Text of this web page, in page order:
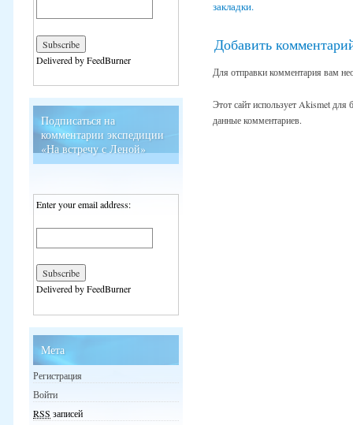
закладки.
Добавить
Для отправки комментария вам
Этот сайт использует Akismet
данные комментариев.
Delivered by FeedBurner
Подписаться на
комментарии экспедиции
«На встречу с Леной»
Enter your email address:
Delivered by FeedBurner
Мета
Регистрация
Войти
RSS записей